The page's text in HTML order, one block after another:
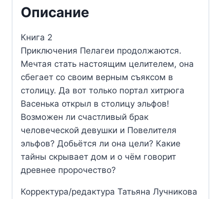
Описание
Книга 2
Приключения Пелагеи продолжаются.
Мечтая стать настоящим целителем, она
сбегает со своим верным съяксом в
столицу. Да вот только портал хитрюга
Васенька открыл в столицу эльфов!
Возможен ли счастливый брак
человеческой девушки и Повелителя
эльфов? Добьётся ли она цели? Какие
тайны скрывает дом и о чём говорит
древнее пророчество?
Корректура/редактура Татьяна Лучникова